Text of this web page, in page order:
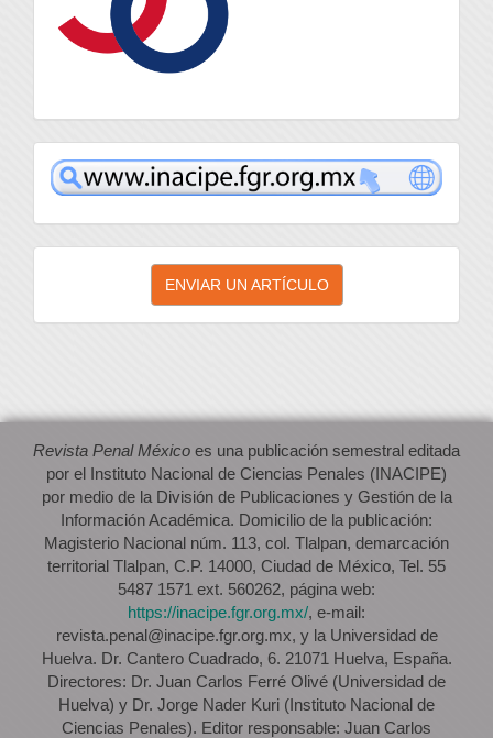
inacipe
Enviar
artículo
ENVIAR UN ARTÍCULO
Revista Penal México es una publicación semestral editada
por el Instituto Nacional de Ciencias Penales (INACIPE)
por medio de la División de Publicaciones y Gestión de la
Información Académica. Domicilio de la publicación:
Magisterio Nacional núm. 113, col. Tlalpan, demarcación
territorial Tlalpan, C.P. 14000, Ciudad de México, Tel. 55
5487 1571 ext. 560262, página web:
https://inacipe.fgr.org.mx/, e-mail:
revista.penal@inacipe.fgr.org.mx, y la Universidad de
Huelva. Dr. Cantero Cuadrado, 6. 21071 Huelva, España.
Directores: Dr. Juan Carlos Ferré Olivé (Universidad de
Huelva) y Dr. Jorge Nader Kuri (Instituto Nacional de
Ciencias Penales). Editor responsable: Juan Carlos